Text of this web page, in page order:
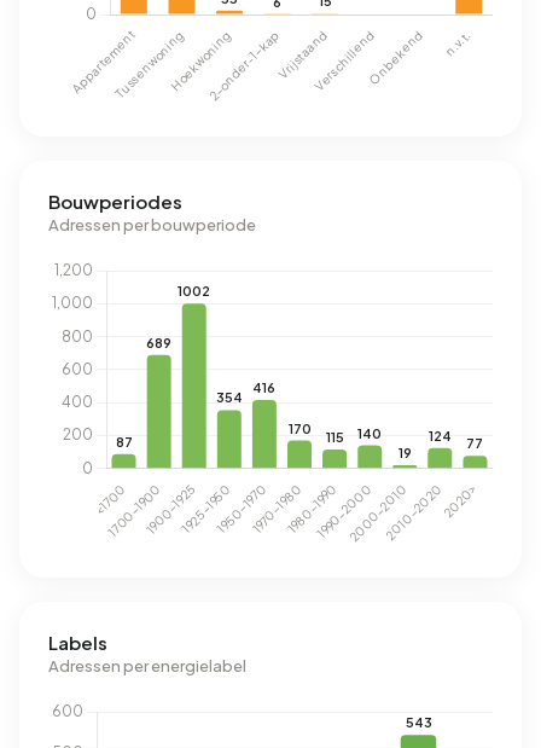
Bouwperiodes
Adressen per bouwperiode
Labels
Adressen per energielabel